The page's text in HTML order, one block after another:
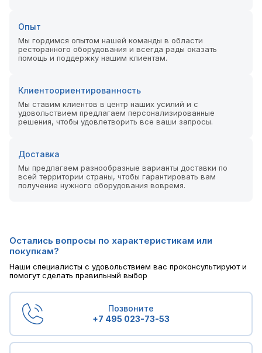
Опыт
Мы гордимся опытом нашей команды в области
ресторанного оборудования и всегда рады оказать
помощь и поддержку нашим клиентам.
Клиентоориентированность
Мы ставим клиентов в центр наших усилий и с
удовольствием предлагаем персонализированные
решения, чтобы удовлетворить все ваши запросы.
Доставка
Мы предлагаем разнообразные варианты доставки по
всей территории страны, чтобы гарантировать вам
получение нужного оборудования вовремя.
Остались вопросы по характеристикам или
покупкам?
Наши специалисты с удовольствием вас проконсультируют и
помогут сделать правильный выбор
Позвоните
+7 495 023-73-53